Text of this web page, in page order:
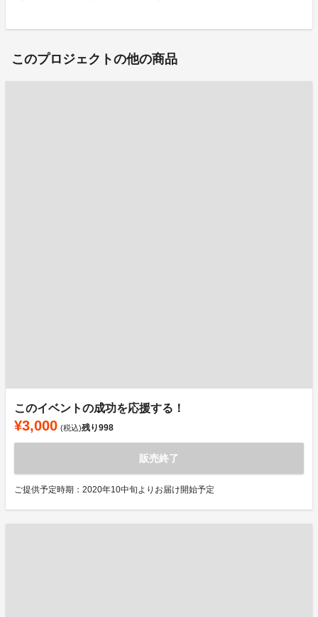
このプロジェクトの他の商品
このイベントの成功を応援する！
¥3,000 (税込)残り998
販売終了
ご提供予定時期：2020年10中旬よりお届け開始予定